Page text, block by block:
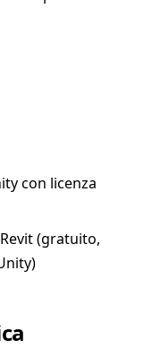
con licenza
(gratuito,